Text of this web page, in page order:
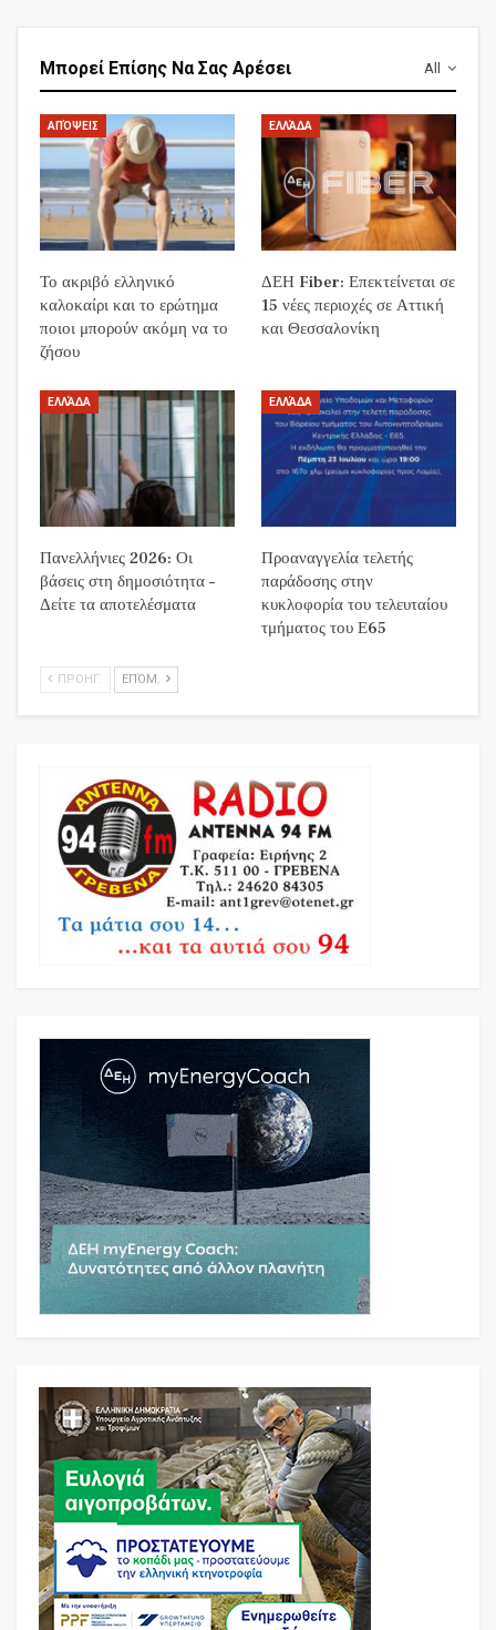
All
Μπορεί Επίσης Να Σας Αρέσει
ΑΠΌΨΕΙΣ
Το ακριβό ελληνικό
καλοκαίρι και το ερώτημα
ποιοι μπορούν ακόμη να το
ζήσου
ΕΛΛΆΔΑ
ΔΕΗ Fiber: Επεκτείνεται σε
15 νέες περιοχές σε Αττική
και Θεσσαλονίκη
ΕΛΛΆΔΑ
Πανελλήνιες 2026: Οι
βάσεις στη δημοσιότητα –
Δείτε τα αποτελέσματα
ΕΛΛΆΔΑ
Προαναγγελία τελετής
παράδοσης στην
κυκλοφορία του τελευταίου
τμήματος του Ε65
ΠΡΟΗΓ. ΕΠΌΜ.